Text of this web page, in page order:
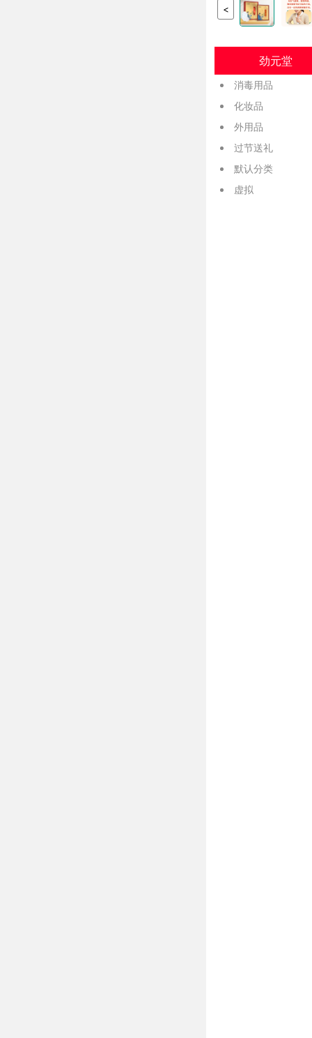
<
劲元堂
消毒用品
化妆品
外用品
过节送礼
默认分类
虚拟